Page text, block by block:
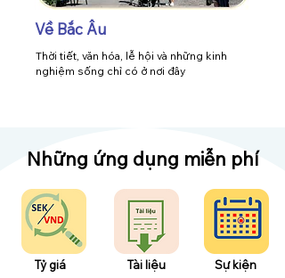
Về Bắc Âu
Thời tiết, văn hóa, lễ hội và những kinh
nghiệm sống chỉ có ở nơi đây
​Những ứng dụng miễn phí
Tỷ giá ​Tài liệu Sự kiện